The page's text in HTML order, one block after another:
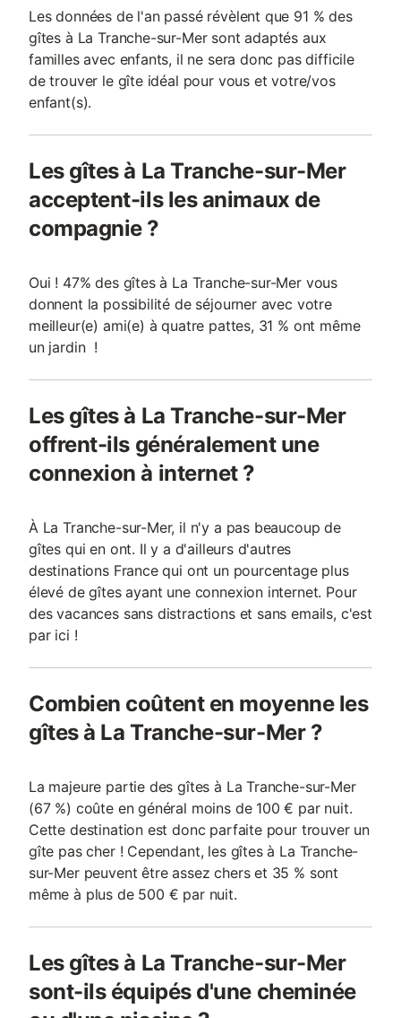
Les données de l'an passé révèlent que 91 % des
gîtes à La Tranche-sur-Mer sont adaptés aux
familles avec enfants, il ne sera donc pas difficile
de trouver le gîte idéal pour vous et votre/vos
enfant(s).
Les gîtes à La Tranche-sur-Mer
acceptent-ils les animaux de
compagnie ?
Oui ! 47% des gîtes à La Tranche-sur-Mer vous
donnent la possibilité de séjourner avec votre
meilleur(e) ami(e) à quatre pattes, 31 % ont même
un jardin !
Les gîtes à La Tranche-sur-Mer
offrent-ils généralement une
connexion à internet ?
À La Tranche-sur-Mer, il n'y a pas beaucoup de
gîtes qui en ont. Il y a d'ailleurs d'autres
destinations France qui ont un pourcentage plus
élevé de gîtes ayant une connexion internet. Pour
des vacances sans distractions et sans emails, c'est
par ici !
Combien coûtent en moyenne les
gîtes à La Tranche-sur-Mer ?
La majeure partie des gîtes à La Tranche-sur-Mer
(67 %) coûte en général moins de 100 € par nuit.
Cette destination est donc parfaite pour trouver un
gîte pas cher ! Cependant, les gîtes à La Tranche-
sur-Mer peuvent être assez chers et 35 % sont
même à plus de 500 € par nuit.
Les gîtes à La Tranche-sur-Mer
sont-ils équipés d'une cheminée